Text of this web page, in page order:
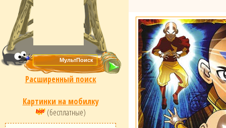
Расширенный поиск
Картинки на мобилку
(бесплатные)